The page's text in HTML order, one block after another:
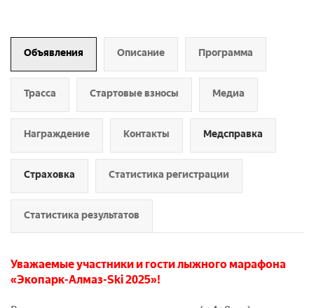
Объявления Описание Программа
Трасса Стартовые взносы Медиа
Награждение Контакты Медсправка
Страховка Статистика регистрации
Статистика результатов
Уважаемые участники и гости лыжного марафона
«Экопарк-Алмаз-Ski 2025»!